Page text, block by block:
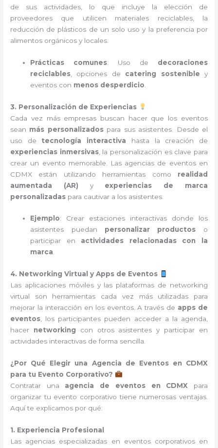
de sus actividades, lo que incluye la elección de
proveedores que utilicen materiales reciclables, la
reducción de plásticos de un solo uso y la preferencia por
alimentos orgánicos y locales.
Prácticas comunes: Uso de decoraciones
reciclables , opciones de catering sostenible y
eventos con menos desperdicio
3. Personalización de Experiencias
Cada vez más empresas buscan hacer que los eventos
sean más personalizadospara sus asistentes. Desde el
uso de tecnología interactiva hasta la creación de
experiencias inmersivas, la personalización es clave para
crear un evento memorable. Las agencias de eventos en
CDMX están utilizando herramientas como realidad
aumentada (AR) y experiencias de marca
personalizadas para cautivar a los asistentes.
Ejemplo: Crear estaciones interactivas donde los
asistentes puedan personalizar productos o
participar en actividades relacionadas con la
marca.
4. Networking Virtual y Apps de Eventos
Las aplicaciones móviles y las plataformas de networking
virtual son herramientas cada vez más utilizadas para
mejorar la interacción en los eventos. A través de apps de
eventos, los participantes pueden acceder a la agenda,
hacer networking con otros asistentes y participar en
actividades interactivas de forma sencilla.
¿Por Qué Elegir una Agencia de Eventos en CDMX
para tu Evento Corporativo?
Contratar una agencia de eventos en CDMX para
organizar tu evento corporativo tiene numerosas ventajas.
Aquí te explicamos por qué:
1. Experiencia Profesional
Las agencias especializadas en eventos corporativos en